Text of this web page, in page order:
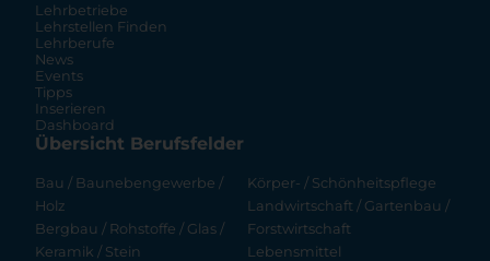
Lehrbetriebe
Lehrstellen Finden
Lehrberufe
News
Events
Tipps
Inserieren
Dashboard
Übersicht Berufsfelder
Bau / Baunebengewerbe /
Holz
Bergbau / Rohstoffe / Glas /
Keramik / Stein
Körper- / Schönheitspflege
Landwirtschaft / Gartenbau /
Forstwirtschaft
Lebensmittel